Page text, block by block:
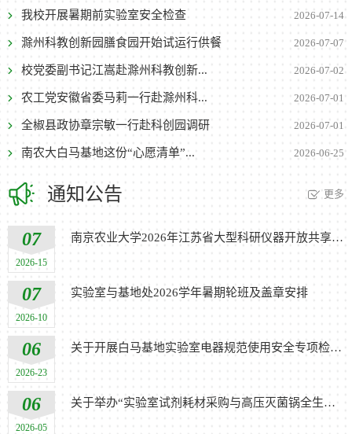
2026-07-14
我校开展暑期前实验室安全检查
2026-07-07
滁州科教创新园膳食园开始试运行供餐
2026-07-02
校党委副书记江嵩赴滁州科教创新...
2026-07-01
农工党安徽省委马莉一行赴滁州科...
2026-07-01
全椒县政协章宗敏一行赴科创园调研
2026-06-25
南农大白马基地这份“心愿清单”...
通知公告 更多
07
2026-15
南京农业大学2026年江苏省大型科研仪器开放共享绩效评价材料...
07
2026-10
实验室与基地处2026学年暑期轮班及盖章安排
06
2026-23
关于开展白马基地实验室电器规范使用安全专项检查的通知
06
2026-05
关于举办“实验室试剂耗材采购与高压灭菌锅全生命周期管理”...